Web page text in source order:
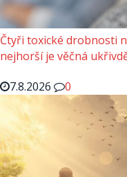
Čtyři toxické drobnosti
nejhorší je věčná
7.8.2026
0